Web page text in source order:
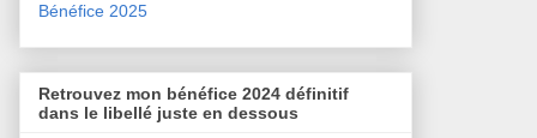
Bénéfice 2025
Retrouvez mon bénéfice 2024 définitif
dans le libellé juste en dessous